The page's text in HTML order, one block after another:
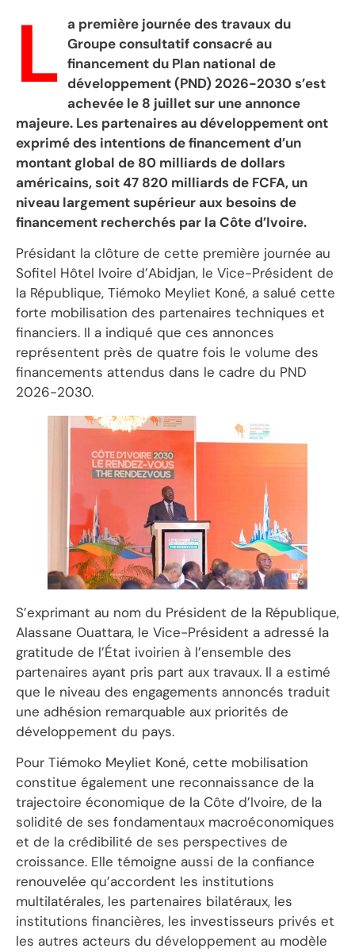
L a première journée des travaux du
Groupe consultatif consacré au
financement du Plan national de
développement (PND) 2026-2030 s’est
achevée le 8 juillet sur une annonce
majeure. Les partenaires au développement ont
exprimé des intentions de financement d’un
montant global de 80 milliards de dollars
américains, soit 47 820 milliards de FCFA, un
niveau largement supérieur aux besoins de
financement recherchés par la Côte d’Ivoire.
Présidant la clôture de cette première journée au
Sofitel Hôtel Ivoire d’Abidjan, le Vice-Président de
la République, Tiémoko Meyliet Koné, a salué cette
forte mobilisation des partenaires techniques et
financiers. Il a indiqué que ces annonces
représentent près de quatre fois le volume des
financements attendus dans le cadre du PND
2026-2030.
S’exprimant au nom du Président de la République,
Alassane Ouattara, le Vice-Président a adressé la
gratitude de l’État ivoirien à l’ensemble des
partenaires ayant pris part aux travaux. Il a estimé
que le niveau des engagements annoncés traduit
une adhésion remarquable aux priorités de
développement du pays.
Pour Tiémoko Meyliet Koné, cette mobilisation
constitue également une reconnaissance de la
trajectoire économique de la Côte d’Ivoire, de la
solidité de ses fondamentaux macroéconomiques
et de la crédibilité de ses perspectives de
croissance. Elle témoigne aussi de la confiance
renouvelée qu’accordent les institutions
multilatérales, les partenaires bilatéraux, les
institutions financières, les investisseurs privés et
les autres acteurs du développement au modèle